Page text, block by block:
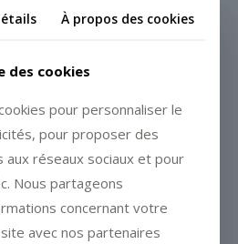
cadeaux de la saint
valentin
À propos des cookies
des cookies
pour personnaliser le
pour proposer des
aux réseaux sociaux et pour
Nous partageons
concernant votre
avec nos partenaires